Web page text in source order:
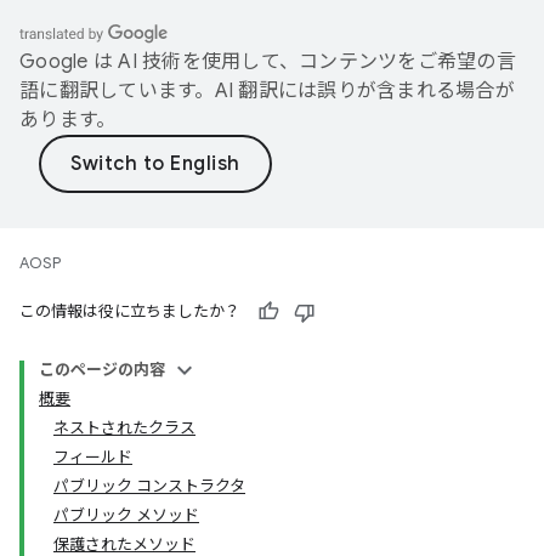
Google は AI 技術を使用して、コンテンツをご希望の言
語に翻訳しています。AI 翻訳には誤りが含まれる場合が
あります。
AOSP
この情報は役に立ちましたか？
このページの内容
概要
ネストされたクラス
フィールド
パブリック コンストラクタ
パブリック メソッド
保護されたメソッド